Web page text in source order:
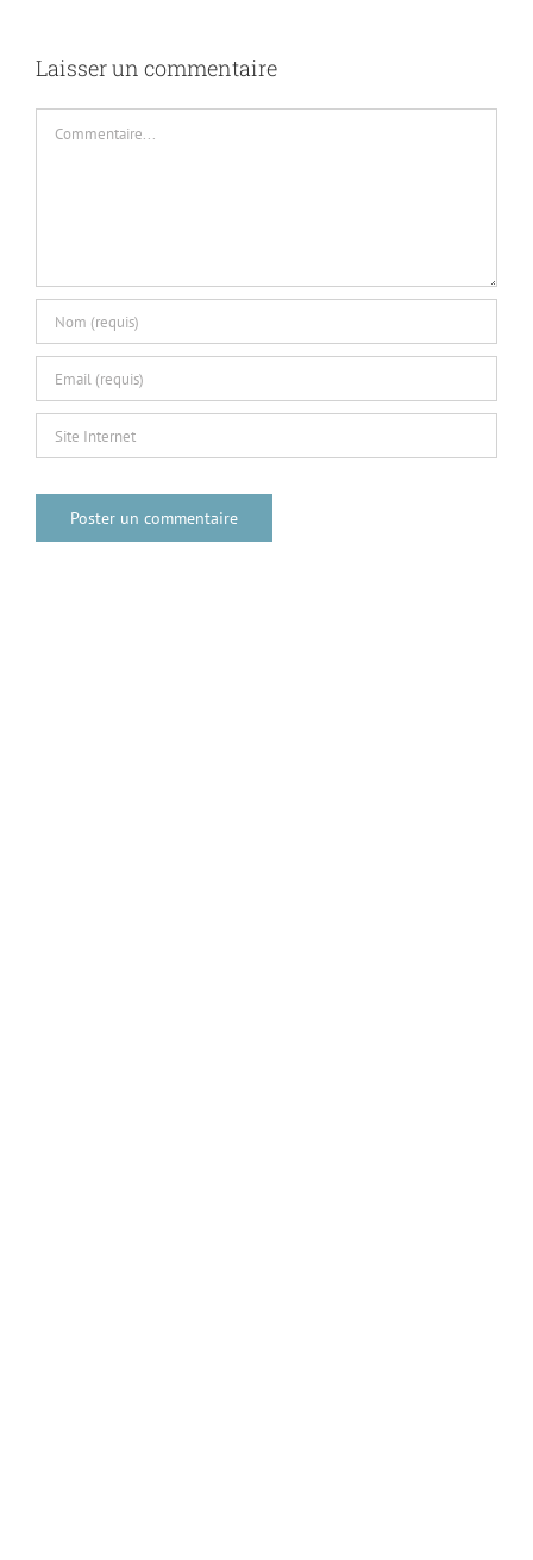
Laisser un commentaire